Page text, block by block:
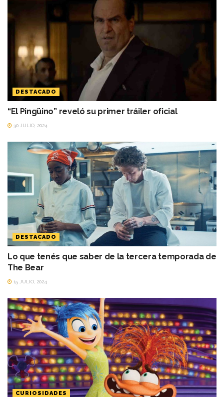
DESTACADO
“El Pingüino” reveló su primer tráiler oficial
30 JULIO, 2024
DESTACADO
Lo que tenés que saber de la tercera temporada de
The Bear
15 JULIO, 2024
CURIOSIDADES